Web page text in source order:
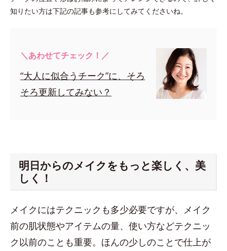
知りたい方は下記の記事も参考にしてみてくださいね。
＼あわせてチェック！／
“大人に似合うチーク”に、そろ
そろ更新してみない？
明日からのメイクをもっと楽しく、美
しく！
メイクにはテクニックも多少必要ですが、メイク
前の肌状態やアイテムの量、使い方などテクニッ
ク以前のことも重要。ほんの少しのことで仕上が